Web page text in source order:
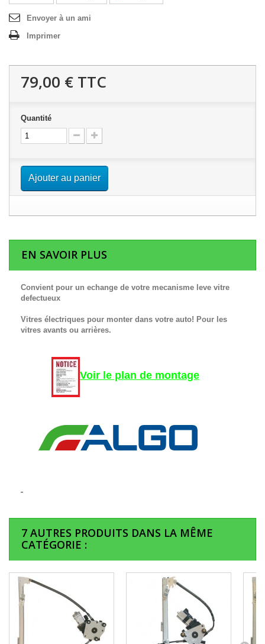
Envoyer à un ami
Imprimer
79,00 € TTC
Quantité
Ajouter au panier
EN SAVOIR PLUS
Convient pour un echange de votre mecanisme leve vitre
defectueux
Vitres électriques pour monter dans votre auto! Pour les
vitres avants ou arrières.
Voir le plan de montage
7 AUTRES PRODUITS DANS LA MÊME
CATÉGORIE :